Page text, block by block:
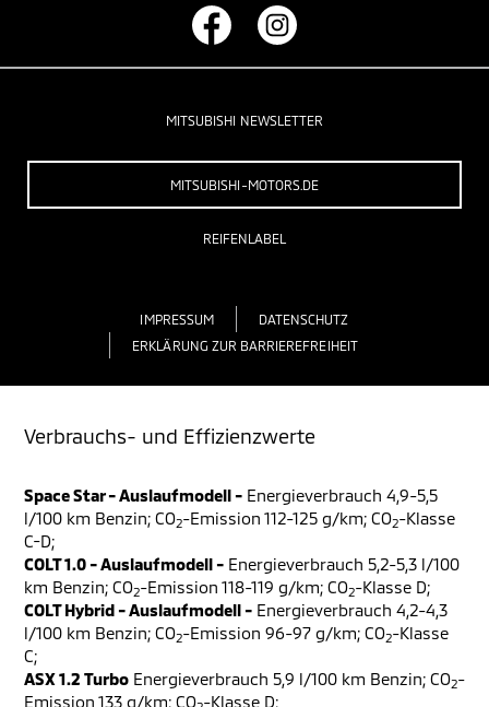
MITSUBISHI NEWSLETTER
MITSUBISHI-MOTORS.DE
REIFENLABEL
IMPRESSUM
DATENSCHUTZ
ERKLÄRUNG ZUR BARRIEREFREIHEIT
Verbrauchs- und Effizienzwerte
Space Star - Auslaufmodell - Energieverbrauch 4,9-5,5
l/100 km Benzin; CO2-Emission 112-125 g/km; CO2-Klasse
C-D;
COLT 1.0 - Auslaufmodell - Energieverbrauch 5,2-5,3 l/100
km Benzin; CO2-Emission 118-119 g/km; CO2-Klasse D;
COLT Hybrid - Auslaufmodell - Energieverbrauch 4,2-4,3
l/100 km Benzin; CO2-Emission 96-97 g/km; CO2-Klasse
C;
ASX 1.2 Turbo Energieverbrauch 5,9 l/100 km Benzin; CO2-
Emission 133 g/km; CO -Klasse D;